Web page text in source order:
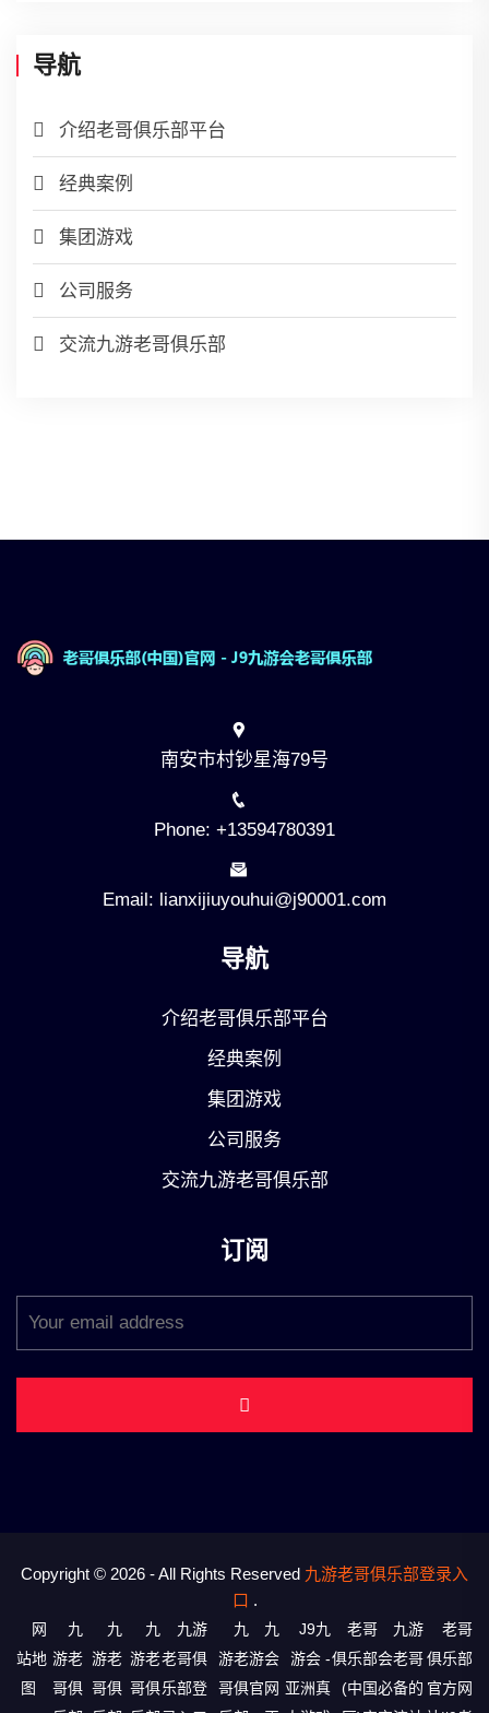
导航
介绍老哥俱乐部平台
经典案例
集团游戏
公司服务
交流九游老哥俱乐部
南安市村钞星海79号
Phone: +13594780391
Email: lianxijiuyouhui@j90001.com
导航
介绍老哥俱乐部平台
经典案例
集团游戏
公司服务
交流九游老哥俱乐部
订阅
Copyright © 2026 - All Rights Reserved 九游老哥俱乐部登录入
口 .
网
站地
图
九
游老
哥俱
九
游老
哥俱
九
游老
哥俱
九游
老哥俱
乐部登
九
游老
哥俱
九
游会
官网
J9九
游会 -
亚洲真
老哥
俱乐部
(中国
九游
会老哥
必备的
老哥
俱乐部
官方网